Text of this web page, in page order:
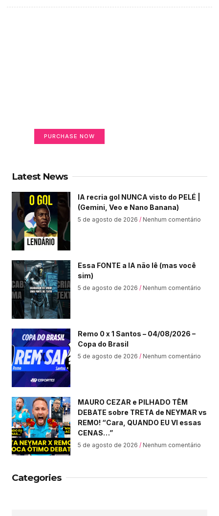
PURCHASE NOW
Latest News
IA recria gol NUNCA visto do PELÉ |
(Gemini, Veo e Nano Banana)
5 de agosto de 2026 Nenhum comentário
Essa FONTE a IA não lê (mas você
sim)
5 de agosto de 2026 Nenhum comentário
Remo 0 x 1 Santos – 04/08/2026 –
Copa do Brasil
5 de agosto de 2026 Nenhum comentário
MAURO CEZAR e PILHADO TÊM
DEBATE sobre TRETA de NEYMAR vs
REMO! “Cara, QUANDO EU VI essas
CENAS…”
5 de agosto de 2026 Nenhum comentário
Categories